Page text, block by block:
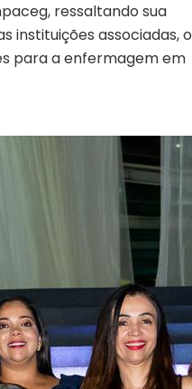
ressaltando sua
instituições associadas, o
para a enfermagem em